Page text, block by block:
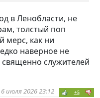
в Ленобласти, не
толстый поп
мерс, как ни
наверное не
служителей
6 июля 2026 23:12 +5